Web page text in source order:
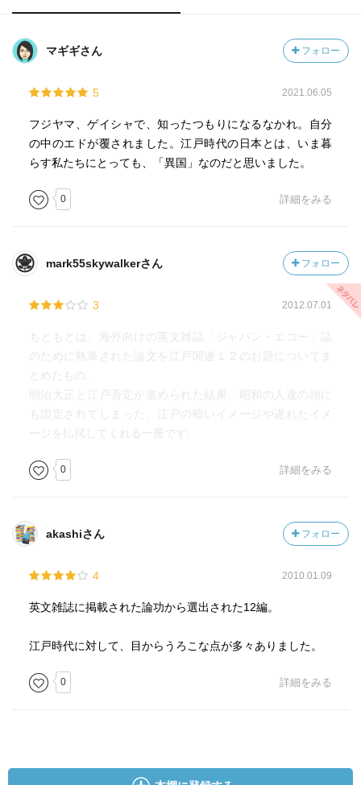
マギギさん フォロー
5 2021.06.05
フジヤマ、ゲイシャで、知ったつもりになるなかれ。自分
の中のエドが覆されました。江戸時代の日本とは、いま暮
らす私たちにとっても、「異国」なのだと思いました。
0 詳細をみる
mark55skywalkerさん フォロー
3 2012.07.01
もともとは、海外向けの英文雑誌「ジャパン・エコー」誌
のために執筆された論文を江戸関連１２のお題についてま
とめたもの。
明治大正と江戸否定が進められた結果、昭和の人達の頭に
も固定されてしまった、江戸の暗いイメージや遅れたイメ
ージを払拭してくれる一冊です。
0 詳細をみる
akashiさん フォロー
4 2010.01.09
英文雑誌に掲載された論功から選出された12編。
江戸時代に対して、目からうろこな点が多々ありました。
0 詳細をみる